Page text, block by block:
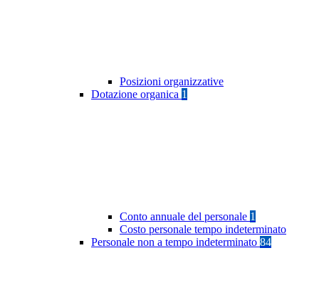
Posizioni organizzative
Dotazione organica 1
Conto annuale del personale 1
Costo personale tempo indeterminato
Personale non a tempo indeterminato 84